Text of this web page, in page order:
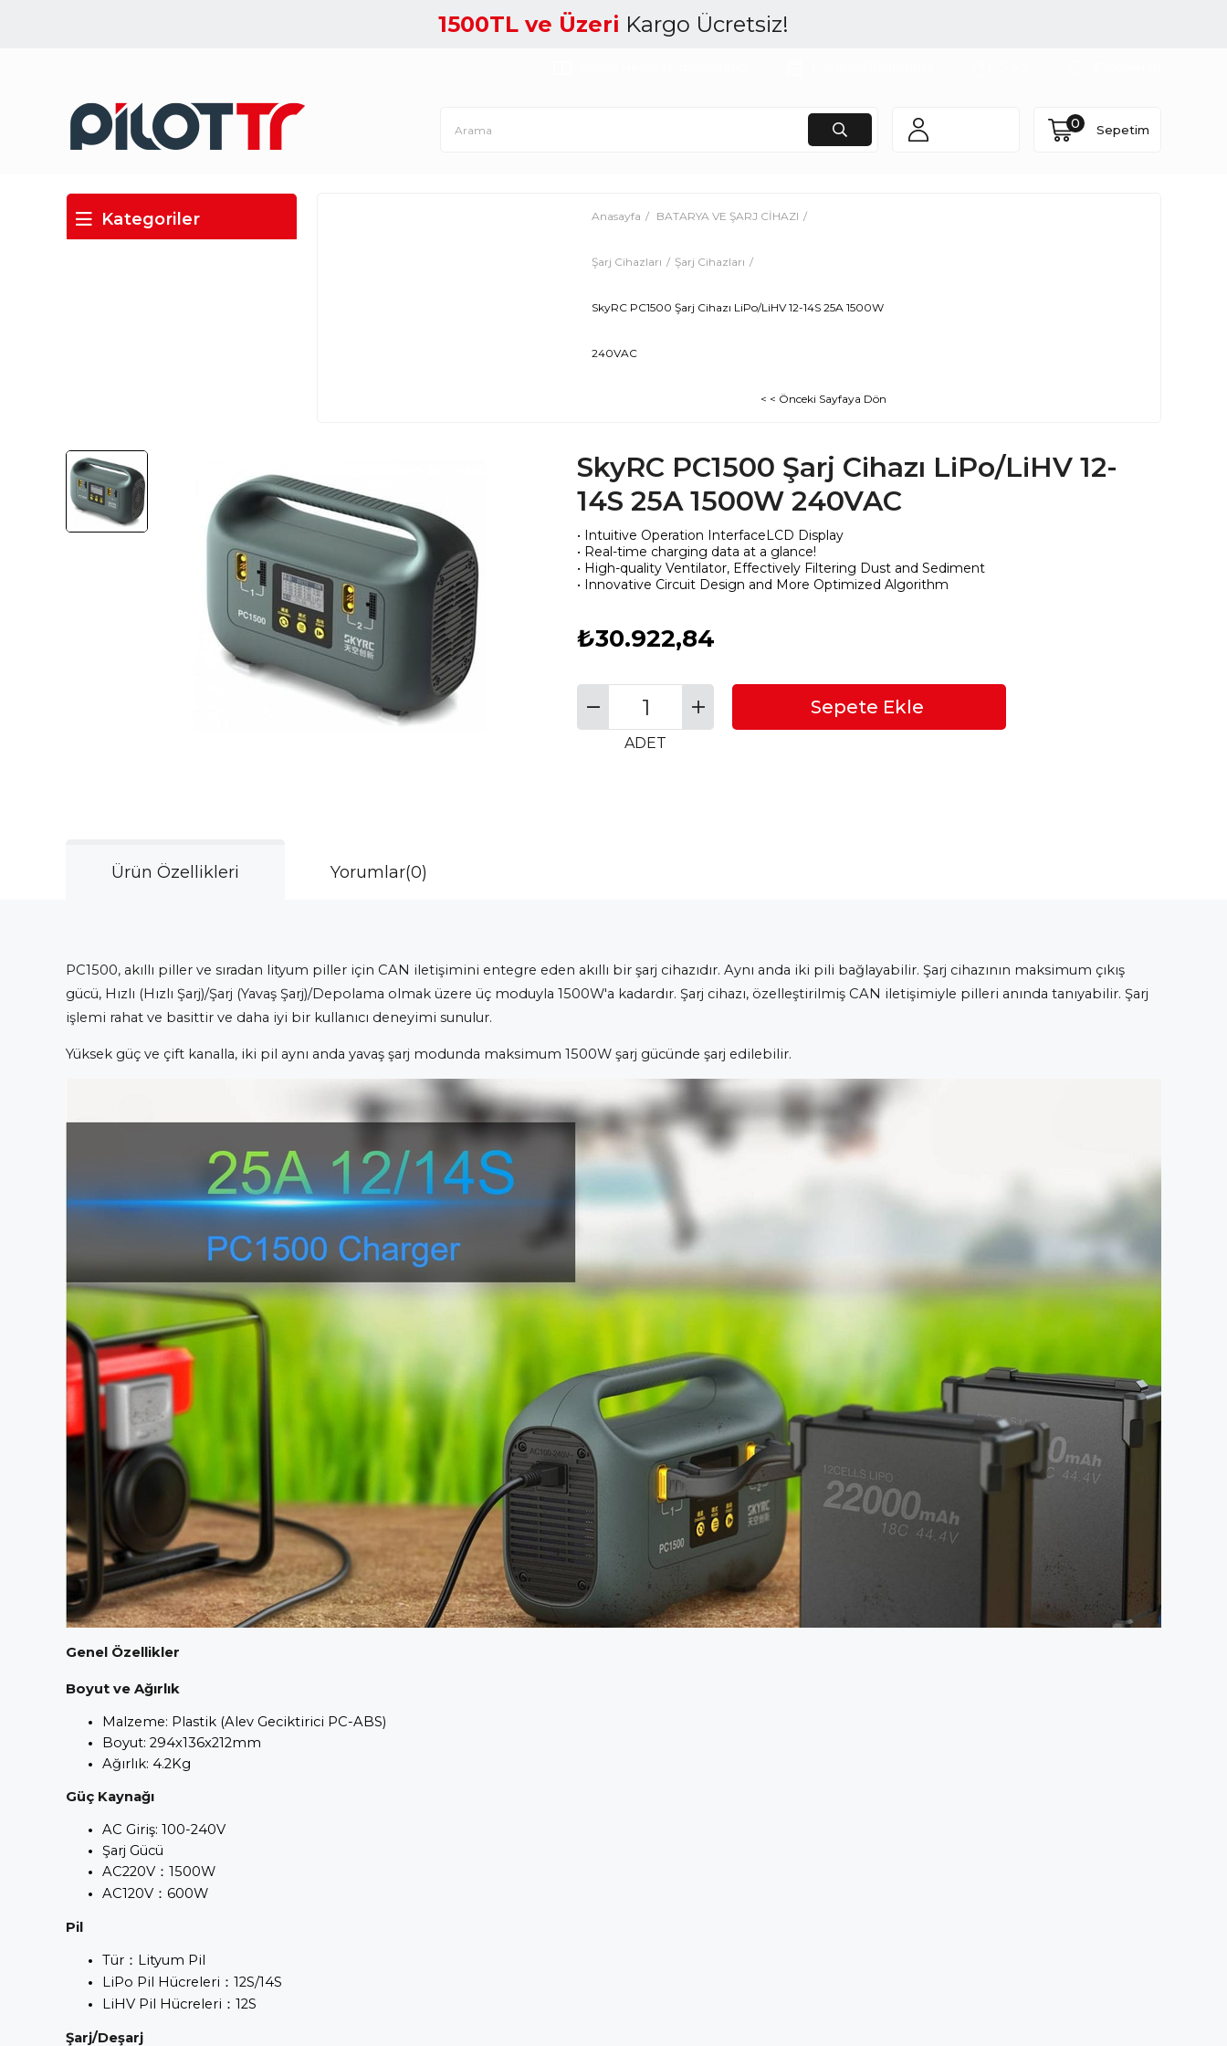
1500TL ve Üzeri Kargo Ücretsiz!
Sepetim
0
Kategoriler Anasayfa BATARYA VE ŞARJ CİHAZI
Şarj Cihazları Şarj Cihazları
SkyRC PC1500 Şarj Cihazı LiPo/LiHV 12-14S 25A 1500W
240VAC
< < Önceki Sayfaya Dön
SkyRC PC1500 Şarj Cihazı LiPo/LiHV 12-
14S 25A 1500W 240VAC
• Intuitive Operation InterfaceLCD Display
• Real-time charging data at a glance!
• High-quality Ventilator, Effectively Filtering Dust and Sediment
• Innovative Circuit Design and More OptimizedAlgorithm
₺30.922,84
ADET
Ürün Özellikleri Yorumlar(0)
PC1500, akıllı piller ve sıradan lityum piller için CAN iletişimini entegre eden akıllı bir şarj cihazıdır. Aynı anda iki pili bağlayabilir. Şarj cihazının maksimum çıkış
gücü, Hızlı (Hızlı Şarj)/Şarj (Yavaş Şarj)/Depolama olmak üzere üç moduyla 1500W'a kadardır. Şarj cihazı, özelleştirilmiş CAN iletişimiyle pilleri anında tanıyabilir. Şarj
işlemi rahat ve basittir ve daha iyi bir kullanıcı deneyimi sunulur.
Yüksek güç ve çift kanalla, iki pil aynı anda yavaş şarj modunda maksimum 1500W şarj gücünde şarj edilebilir.
Genel Özellikler
Boyut ve Ağırlık
Malzeme: Plastik (Alev Geciktirici PC-ABS)
Boyut: 294x136x212mm
Ağırlık: 4.2Kg
Güç Kaynağı
AC Giriş: 100-240V
Şarj Gücü
AC220V ： 1500W
AC120V ： 600W
Pil
Tür ： Lityum Pil
LiPo Pil Hücreleri ： 12S/14S
LiHV Pil Hücreleri ： 12S
Şarj/Deşarj